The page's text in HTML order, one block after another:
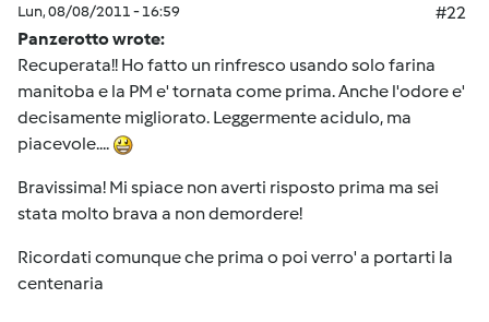
Lun, 08/08/2011 - 16:59
#22
Panzerotto wrote:
Recuperata!! Ho fatto un rinfresco usando solo farina
manitoba e la PM e' tornata come prima. Anche l'odore e'
decisamente migliorato. Leggermente acidulo, ma
piacevole....
Bravissima! Mi spiace non averti risposto prima ma sei
stata molto brava a non demordere!
Ricordati comunque che prima o poi verro' a portarti la
centenaria